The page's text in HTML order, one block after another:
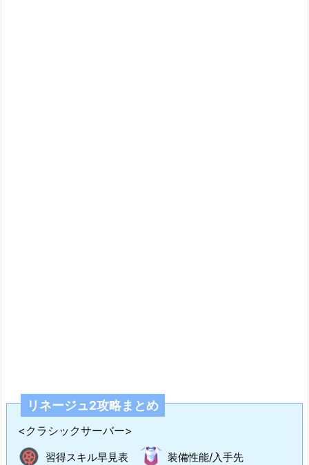
リネージュ2攻略まとめ
<クラシックサーバー>
習得スキル早見表 装備性能/入手先